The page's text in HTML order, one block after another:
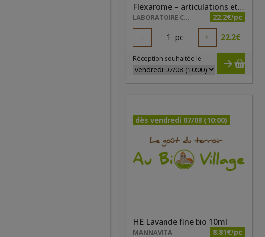
Flexarome – articulations et muscleso 100ml
LABORATOIRE COSBIONAT 22.2€/pc
- 1 pc + 22.2€
Réception souhaitée le
dès vendredi 07/08 (10:00)
HE Lavande fine bio 10ml
MANNAVITA 8.81€/pc